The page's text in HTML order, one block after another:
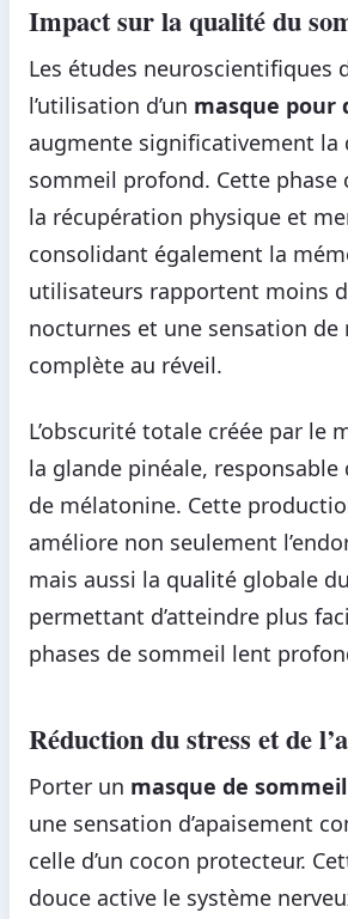
Impact sur la qualité du
Les études neuroscientifiques
l’utilisation d’un masque pour
augmente significativement la
sommeil profond. Cette phase
la récupération physique et
consolidant également la
utilisateurs rapportent moins
nocturnes et une sensation de
complète au réveil.
L’obscurité totale créée par le
la glande pinéale, responsable
de mélatonine. Cette
améliore non seulement
mais aussi la qualité globale
permettant d’atteindre plus
phases de sommeil lent
Réduction du stress et de
Porter un masque de
une sensation d’apaisement
celle d’un cocon protecteur.
douce active le système